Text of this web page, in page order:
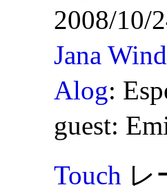
2008/10/
Jana
Alog:
guest:
Touch レ